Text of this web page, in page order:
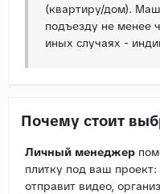
(квартиру/дом).
подъезду не менее
иных случаях -
Почему стоит
Личный менеджер
плитку под ваш проект:
отправит видео,